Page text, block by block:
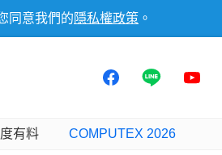
同意我們的 隱私權政策 。
有料 COMPUTEX 2026